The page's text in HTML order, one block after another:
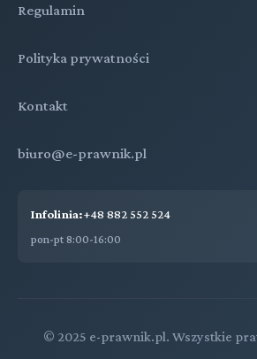
Regulamin
Polityka prywatności
Kontakt
biuro@e-prawnik.pl
Infolinia:+48 882 552 524
pon-pt 8:00-16:00
© 2025 e-prawnik.pl. Wszystkie